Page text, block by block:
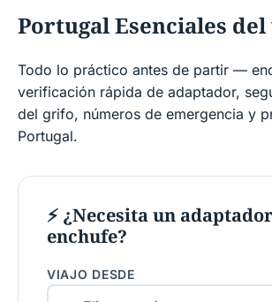
Portugal Esenciales
Todo lo práctico antes de partir —
verificación rápida de adaptador,
del grifo, números de emergencia y
Portugal.
⚡ ¿Necesita un
enchufe?
VIAJO DESDE